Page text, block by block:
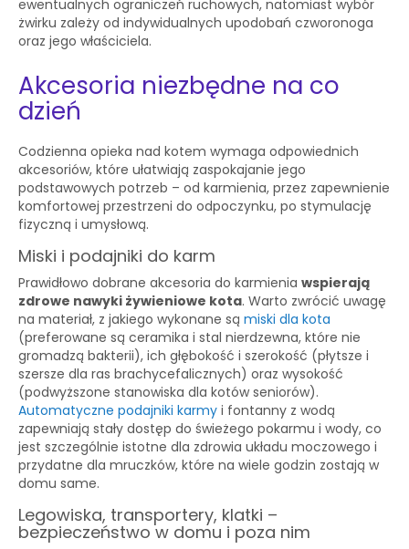
ewentualnych ograniczeń ruchowych, natomiast wybór
żwirku zależy od indywidualnych upodobań czworonoga
oraz jego właściciela.
Akcesoria niezbędne na co
dzień
Codzienna opieka nad kotem wymaga odpowiednich
akcesoriów, które ułatwiają zaspokajanie jego
podstawowych potrzeb – od karmienia, przez zapewnienie
komfortowej przestrzeni do odpoczynku, po stymulację
fizyczną i umysłową.
Miski i podajniki do karm
Prawidłowo dobrane akcesoria do karmienia wspierają
zdrowe nawyki żywieniowe kota. Warto zwrócić uwagę
na materiał, z jakiego wykonane są miski dla kota
(preferowane są ceramika i stal nierdzewna, które nie
gromadzą bakterii), ich głębokość i szerokość (płytsze i
szersze dla ras brachycefalicznych) oraz wysokość
(podwyższone stanowiska dla kotów seniorów).
Automatyczne podajniki karmy i fontanny z wodą
zapewniają stały dostęp do świeżego pokarmu i wody, co
jest szczególnie istotne dla zdrowia układu moczowego i
przydatne dla mruczków, które na wiele godzin zostają w
domu same.
Legowiska, transportery, klatki –
bezpieczeństwo w domu i poza nim